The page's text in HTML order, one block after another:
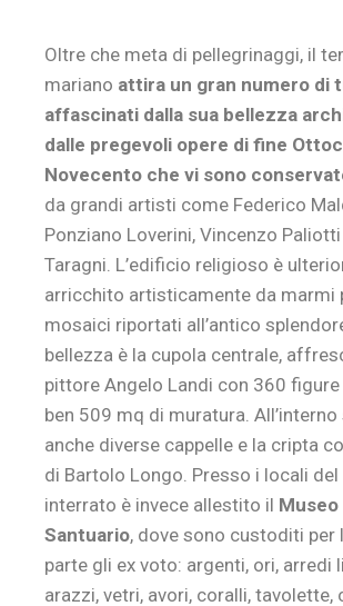
Oltre che meta di pellegrinaggi, il
mariano attira un gran numero di
affascinati dalla sua bellezza
dalle pregevoli opere di fine
Novecento che vi sono
da grandi artisti come Federico
Ponziano Loverini, Vincenzo
Taragni. L’edificio religioso è
arricchito artisticamente da marmi
mosaici riportati all’antico
bellezza è la cupola centrale,
pittore Angelo Landi con 360
ben 509 mq di muratura.
anche diverse cappelle e la cripta
di Bartolo Longo. Presso i locali del
interrato è invece allestito il Museo
Santuario, dove sono custoditi per
parte gli ex voto: argenti, ori, arredi
arazzi, vetri, avori, coralli, tavolette,